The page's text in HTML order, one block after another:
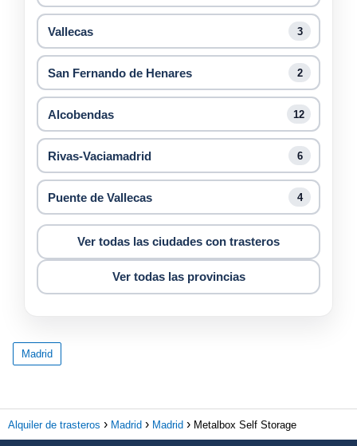
Vallecas 3
San Fernando de Henares 2
Alcobendas 12
Rivas-Vaciamadrid 6
Puente de Vallecas 4
Ver todas las ciudades con trasteros
Ver todas las provincias
Madrid
Alquiler de trasteros Madrid Madrid Metalbox Self Storage